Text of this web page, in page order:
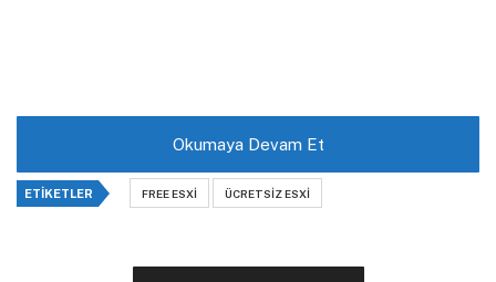
Okumaya Devam Et
ETIKETLER FREE ESXI ÜCRETSIZ ESXI